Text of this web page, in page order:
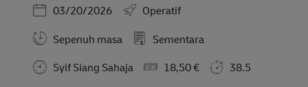
Posted Date
03/20/2026
Operatif
Sepenuh masa
Sementara
Syif Siang Sahaja
18,50 €
38.5